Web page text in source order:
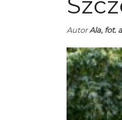
AutorAla, fot.